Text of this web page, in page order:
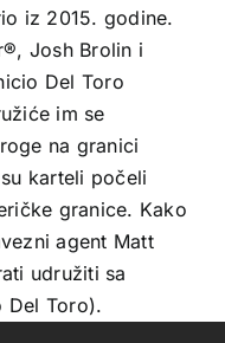
iz 2015. godine.
Josh Brolin i
Del Toro
im se
na granici
karteli počeli
granice. Kako
agent Matt
udružiti sa
Del Toro).